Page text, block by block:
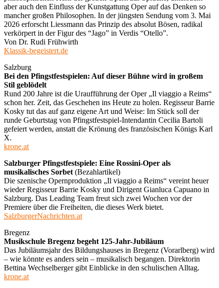
aber auch den Einfluss der Kunstgattung Oper auf das Denken so
mancher großen Philosophen. In der jüngsten Sendung vom 3. Mai
2026 erforscht Liessmann das Prinzip des absolut Bösen, radikal
verkörpert in der Figur des “Jago” in Verdis “Otello”.
Von Dr. Rudi Frühwirth
Klassik-begeistert.de
Salzburg
Bei den Pfingstfestspielen: Auf dieser Bühne wird in großem
Stil geblödelt
Rund 200 Jahre ist die Uraufführung der Oper „Il viaggio a Reims“
schon her. Zeit, das Geschehen ins Heute zu holen. Regisseur Barrie
Kosky tut das auf ganz eigene Art und Weise: Im Stück soll der
runde Geburtstag von Pfingstfestspiel-Intendantin Cecilia Bartoli
gefeiert werden, anstatt die Krönung des französischen Königs Karl
X.
krone.at
Salzburger Pfingstfestspiele: Eine Rossini-Oper als
musikalisches Sorbet (Bezahlartikel)
Die szenische Opernproduktion „Il viaggio a Reims“ vereint heuer
wieder Regisseur Barrie Kosky und Dirigent Gianluca Capuano in
Salzburg. Das Leading Team freut sich zwei Wochen vor der
Premiere über die Freiheiten, die dieses Werk bietet.
SalzburgerNachrichten.at
Bregenz
Musikschule Bregenz begeht 125-Jahr-Jubiläum
Das Jubiläumsjahr des Bildungshauses in Bregenz (Vorarlberg) wird
– wie könnte es anders sein – musikalisch begangen. Direktorin
Bettina Wechselberger gibt Einblicke in den schulischen Alltag.
krone.at